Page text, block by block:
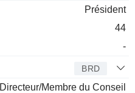
Président
44
-
BRD
Directeur/Membre du Conseil